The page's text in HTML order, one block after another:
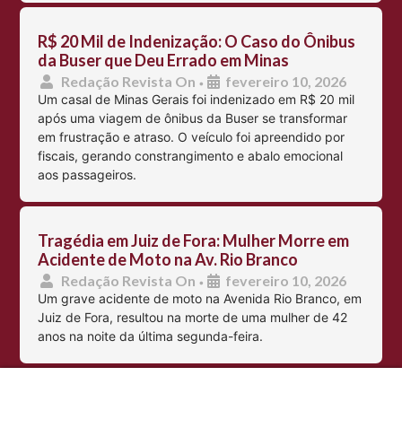
R$ 20 Mil de Indenização: O Caso do Ônibus
da Buser que Deu Errado em Minas
Redação Revista On • fevereiro 10, 2026
Um casal de Minas Gerais foi indenizado em R$ 20 mil
após uma viagem de ônibus da Buser se transformar
em frustração e atraso. O veículo foi apreendido por
fiscais, gerando constrangimento e abalo emocional
aos passageiros.
Tragédia em Juiz de Fora: Mulher Morre em
Acidente de Moto na Av. Rio Branco
Redação Revista On • fevereiro 10, 2026
Um grave acidente de moto na Avenida Rio Branco, em
Juiz de Fora, resultou na morte de uma mulher de 42
anos na noite da última segunda-feira.